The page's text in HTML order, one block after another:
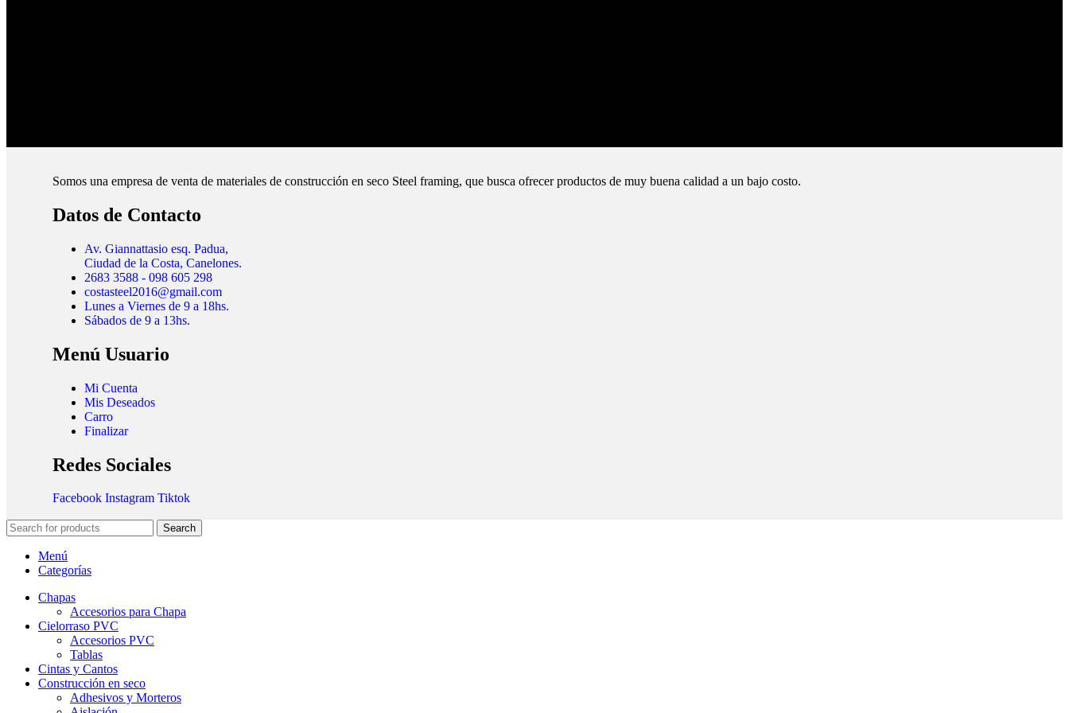
Somos una empresa de venta de materiales de construcción en seco Steel framing, que busca ofrecer productos de muy buena calidad a un bajo costo.
Datos de Contacto
Av. Giannattasio esq. Padua,
Ciudad de la Costa, Canelones.
2683 3588 - 098 605 298
costasteel2016@gmail.com
Lunes a Viernes de 9 a 18hs.
Sábados de 9 a 13hs.
Menú Usuario
Mi Cuenta
Mis Deseados
Carro
Finalizar
Redes Sociales
Facebook Instagram Tiktok
Search
Menú
Categorías
Chapas
Accesorios para Chapa
Cielorraso PVC
Accesorios PVC
Tablas
Cintas y Cantos
Construcción en seco
Adhesivos y Morteros